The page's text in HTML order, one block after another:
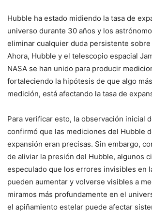
Hubble ha estado midiendo la tasa de
universo durante 30 años y los
eliminar cualquier duda persistente
Ahora, Hubble y el telescopio espacial
NASA se han unido para producir
fortaleciendo la hipótesis de que algo
medición, está afectando la tasa de
Para verificar esto, la observación inicial
confirmó que las mediciones del Hubble
expansión eran precisas. Sin embargo,
de aliviar la presión del Hubble, algunos
especulado que los errores invisibles en
pueden aumentar y volverse visibles a
miramos más profundamente en el
el apiñamiento estelar puede afectar